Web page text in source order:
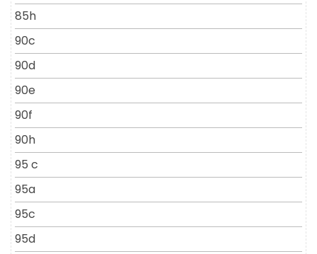
85h
90c
90d
90e
90f
90h
95 c
95a
95c
95d